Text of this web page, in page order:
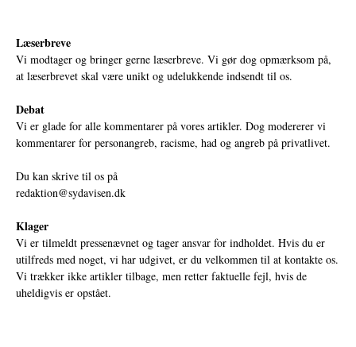
Læserbreve
Vi modtager og bringer gerne læserbreve. Vi gør dog opmærksom på,
at læserbrevet skal være unikt og udelukkende indsendt til os.
Debat
Vi er glade for alle kommentarer på vores artikler. Dog modererer vi
kommentarer for personangreb, racisme, had og angreb på privatlivet.
Du kan skrive til os på
redaktion@sydavisen.dk
Klager
Vi er tilmeldt pressenævnet og tager ansvar for indholdet. Hvis du er
utilfreds med noget, vi har udgivet, er du velkommen til at kontakte os.
Vi trækker ikke artikler tilbage, men retter faktuelle fejl, hvis de
uheldigvis er opstået.